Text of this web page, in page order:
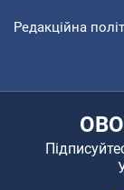
Редакційна